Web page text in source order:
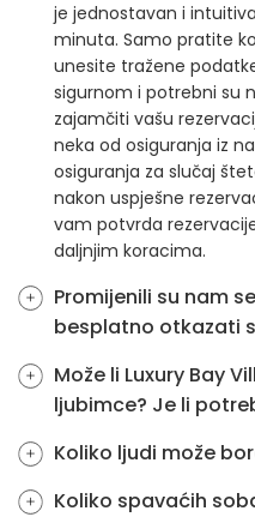
je jednostavan i
minuta. Samo pratite
unesite tražene
sigurnom i potrebni su
zajamčiti vašu
neka od osiguranja iz
osiguranja za slučaj
nakon uspješne
vam potvrda
daljnjim koracima.
Promijenili su nam
besplatno otkazati
Može li Luxury Bay
ljubimce? Je li
Koliko ljudi može
Koliko spavaćih